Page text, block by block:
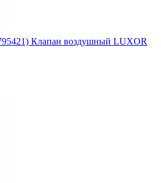
Клапан воздушный LUXOR